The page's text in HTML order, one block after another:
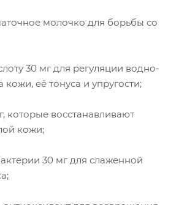
молочко для борьбы со
30 мг для регуляции водно-
её тонуса и упругости;
которые восстанавливают
кожи;
30 мг для слаженной